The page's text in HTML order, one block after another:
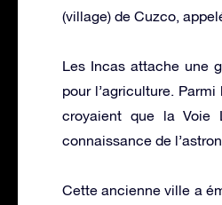
(village) de Cuzco,
Les Incas attache une
pour l’agriculture.
croyaient que la Voie
connaissance de
Cette ancienne ville a